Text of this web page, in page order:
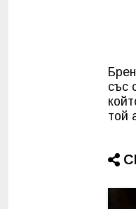
със
той